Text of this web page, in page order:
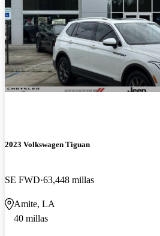
2023 Volkswagen Tiguan
SE FWD 63,448 millas
Amite, LA
40 millas